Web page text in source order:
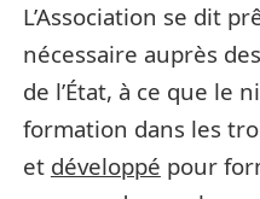
L’Association se dit
nécessaire auprès
de l’État, à ce que le
formation dans les
et développé pour